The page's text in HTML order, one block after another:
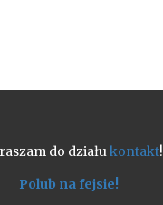
do działukontakt!
Polub na fejsie!